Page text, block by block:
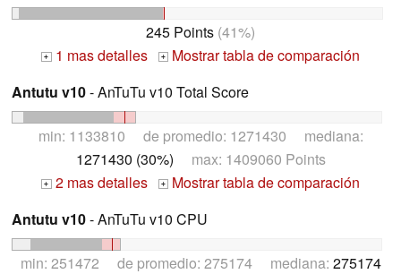
245 Points (41%)
+ 1 mas detalles +
Mostrar tabla de comparación
Antutu v10- AnTuTu v10 Total Score
min: 1133810 de promedio: 1271430 mediana:
1271430 (30%) max: 1409060 Points
+ 2 mas detalles +
Mostrar tabla de comparación
Antutu v10- AnTuTu v10 CPU
min: 251472 de promedio: 275174 mediana: 275174